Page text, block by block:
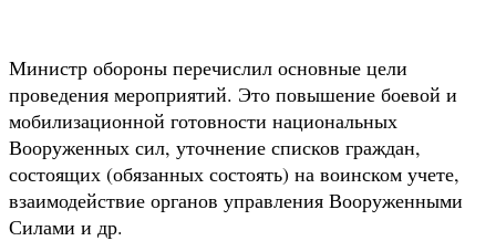
Министр обороны перечислил основные цели
проведения мероприятий. Это повышение боевой и
мобилизационной готовности национальных
Вооруженных сил, уточнение списков граждан,
состоящих (обязанных состоять) на воинском учете,
взаимодействие органов управления Вооруженными
Силами и др.